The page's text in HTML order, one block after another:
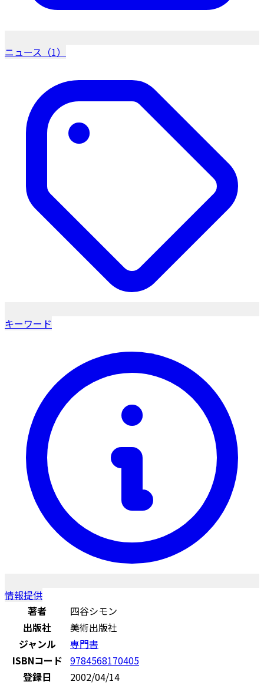
ニュース（1）
キーワード
情報提供
著者
四谷シモン
出版社
美術出版社
ジャンル
専門書
ISBNコード 9784568170405
登録日
2002/04/14